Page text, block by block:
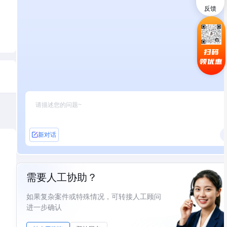
反馈
扫码
领优惠
新对话
需要人工协助？
如果复杂案件或特殊情况，可转接人工顾问
进一步确认